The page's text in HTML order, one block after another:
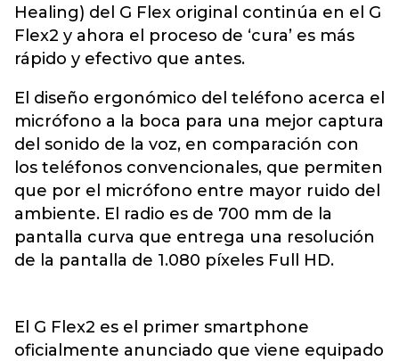
Healing) del G Flex original continúa en el G
Flex2 y ahora el proceso de ‘cura’ es más
rápido y efectivo que antes.
El diseño ergonómico del teléfono acerca el
micrófono a la boca para una mejor captura
del sonido de la voz, en comparación con
los teléfonos convencionales, que permiten
que por el micrófono entre mayor ruido del
ambiente. El radio es de 700 mm de la
pantalla curva que entrega una resolución
de la pantalla de 1.080 píxeles Full HD.
El G Flex2 es el primer smartphone
oficialmente anunciado que viene equipado